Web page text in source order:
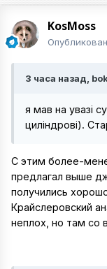
KosMoss
3 часа назад,
я мав на увазі
циліндрові).
С этим более-
предлагал выше
получились
Крайслеровский
неплох, но там со